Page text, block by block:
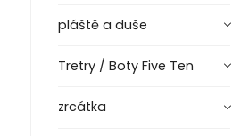
pláště a duše
Tretry / Boty Five Ten
zrcátka